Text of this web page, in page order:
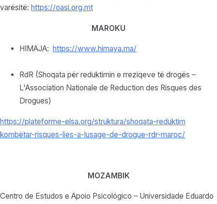
varësitë: https://oasi.org.mt
MAROKU
HIMAJA: https://www.himaya.ma/
RdR (Shoqata për reduktimin e rreziqeve të drogës –
L'Association Nationale de Reduction des Risques des
Drogues)
https://plateforme-elsa.org/struktura/shoqata-reduktim
kombëtar-risques-lies-a-lusage-de-drogue-rdr-maroc/
MOZAMBIK
Centro de Estudos e Apoio Psicológico – Universidade Eduardo